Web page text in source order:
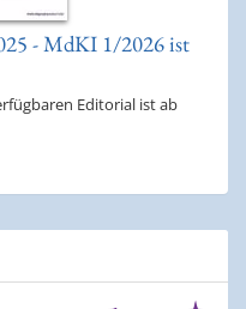
- MdKI 1/2026 ist
Editorial ist ab